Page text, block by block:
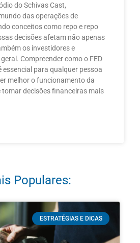
do Schivas Cast,
das operações de
conceitos como repo e repo
decisões afetam não apenas
os investidores e
Compreender como o FED
essencial para qualquer pessoa
melhor o funcionamento da
tomar decisões financeiras mais
Populares:
ESTRATÉGIAS E DICAS